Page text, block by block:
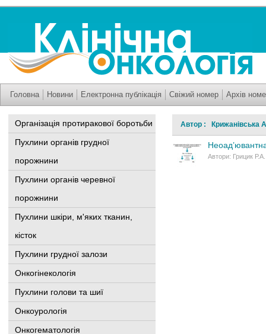
Головна Новини Електронна публікація Свіжий номер Архів
Організація протиракової боротьби
Пухлини органів грудної
порожнини
Пухлини органів черевної
порожнини
Пухлини шкіри, м'яких тканин,
кісток
Пухлини грудної залози
Онкогінекологія
Пухлини голови та шиї
Онкоурологія
Онкогематологія
Автор : Крижанівська
Неоад’ювантна
Автори: Грицик